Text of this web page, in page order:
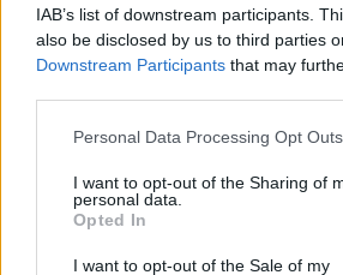
IAB’s list of downstream participants.
also be disclosed by us to third parties
Downstream Participants that may
Please note that this website/app uses
not limited to your visit or usage
grant or deny consent to Google and its
use your data for below specified
consent section.
Personal Data Processing Opt Outs
I want to opt-out of the Sharing of
personal data.
Opted In
I want to opt-out of the Sale of my